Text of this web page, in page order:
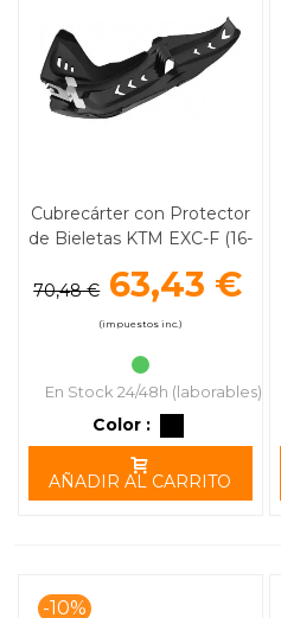
Cubrecárter con Protector
de Bieletas KTM EXC-F (16-
POLISPORT
70,48 € 63,43 €
(impuestos inc.)
En Stock 24/48h (laborables)
Color :
AÑADIR AL CARRITO
-10%